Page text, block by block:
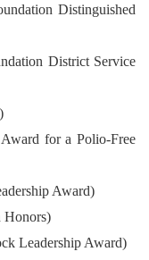
與友誼盛宴
和平
送愛到偏鄉 ── 捐贈恆春基督教醫院心肺復甦機全球獎助金案 GG2682100
Distinguished
District Service
for a Polio-Free
Award)
Leadership Award)